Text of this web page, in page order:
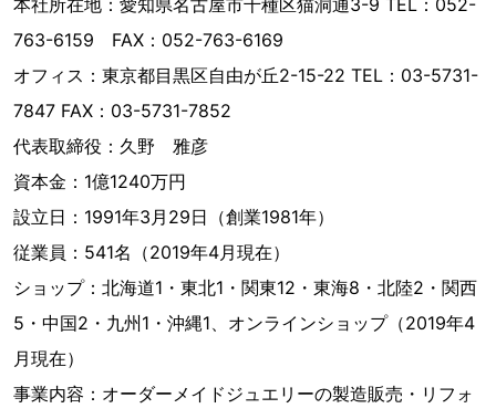
本社所在地：愛知県名古屋市千種区猫洞通3-9 TEL：052-
763-6159 FAX：052-763-6169
オフィス：東京都目黒区自由が丘2-15-22 TEL：03-5731-
7847 FAX：03-5731-7852
代表取締役：久野 雅彦
資本金：1億1240万円
設立日：1991年3月29日（創業1981年）
従業員：541名（2019年4月現在）
ショップ：北海道1・東北1・関東12・東海8・北陸2・関西
5・中国2・九州1・沖縄1、オンラインショップ（2019年4
月現在）
事業内容：オーダーメイドジュエリーの製造販売・リフォ